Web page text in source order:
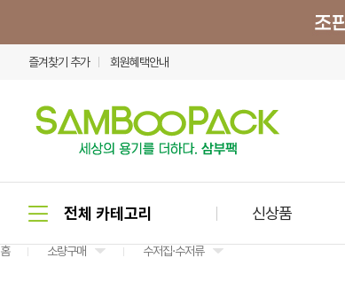
즐겨찾기 추가 회원혜택안내
신상품
홈 소량구매 수저집·수저류